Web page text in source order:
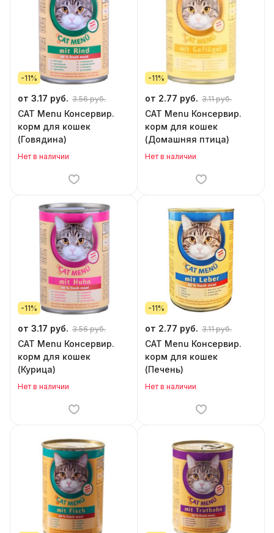
-11%
от 3.17 руб. 3.56 руб.
CAT Menu Консервир.
корм для кошек
(Говядина)
Нет в наличии
-11%
от 2.77 руб. 3.11 руб.
CAT Menu Консервир.
корм для кошек
(Домашняя птица)
Нет в наличии
-11%
от 3.17 руб. 3.56 руб.
CAT Menu Консервир.
корм для кошек
(Курица)
Нет в наличии
-11%
от 2.77 руб. 3.11 руб.
CAT Menu Консервир.
корм для кошек
(Печень)
Нет в наличии